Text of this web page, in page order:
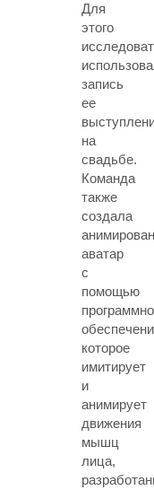
Для
этого
запись
ее
на
свадьбе.
Команда
также
создала
аватар
с
помощью
которое
имитирует
и
анимирует
движения
мышц
лица,